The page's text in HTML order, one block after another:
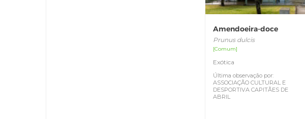
Amendoeira-doce
Prunus dulcis
[Comum]
Exótica
Última observação por:
ASSOCIAÇÃO CULTURAL E
DESPORTIVA CAPITÃES DE
ABRIL